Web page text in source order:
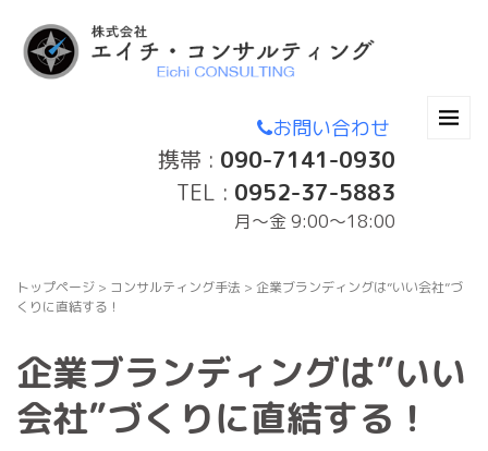
お問い合わせ
携帯 : 090-7141-0930
TEL : 0952-37-5883
月〜金 9:00～18:00
トップページ > コンサルティング手法 > 企業ブランディングは”いい会社”づ
くりに直結する！
企業ブランディングは”いい
会社”づくりに直結する！